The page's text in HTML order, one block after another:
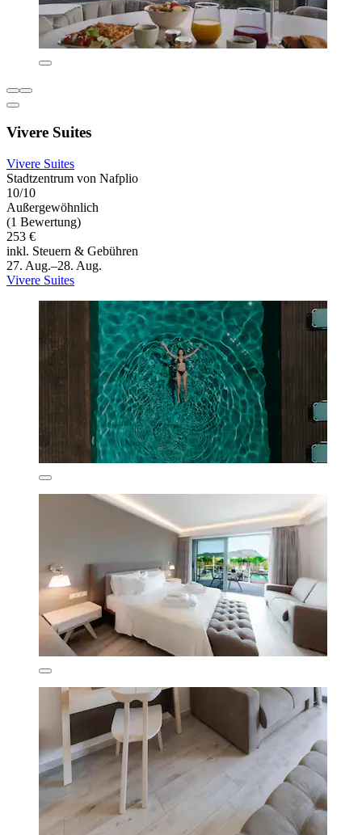
Vivere Suites
Vivere Suites
Stadtzentrum von Nafplio
10/10
Außergewöhnlich
(1 Bewertung)
253 €
inkl. Steuern & Gebühren
27. Aug.–28. Aug.
Vivere Suites